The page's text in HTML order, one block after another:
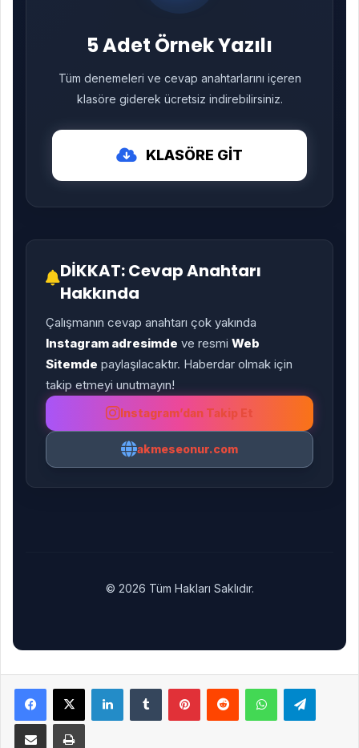
5 Adet Örnek Yazılı
Tüm denemeleri ve cevap anahtarlarını içeren
klasöre giderek ücretsiz indirebilirsiniz.
KLASÖRE GİT
DİKKAT: Cevap Anahtarı
Hakkında
Çalışmanın cevap anahtarı çok yakında
Instagram adresimde ve resmi Web
Sitemde paylaşılacaktır. Haberdar olmak için
takip etmeyi unutmayın!
Instagram’dan Takip Et
akmeseonur.com
© 2026 Tüm Hakları Saklıdır.
Facebook LinkedIn Tumblr PinterestReddit WhatsApp
E-Posta ile paylaş Yazdır